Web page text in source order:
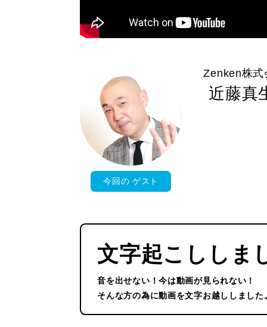
o
今回の ゲスト
Zenken株式
近藤真
文字起こししま
音を出せない！今は動画が見られない！
そんな方の為に動画を文字お越ししまし